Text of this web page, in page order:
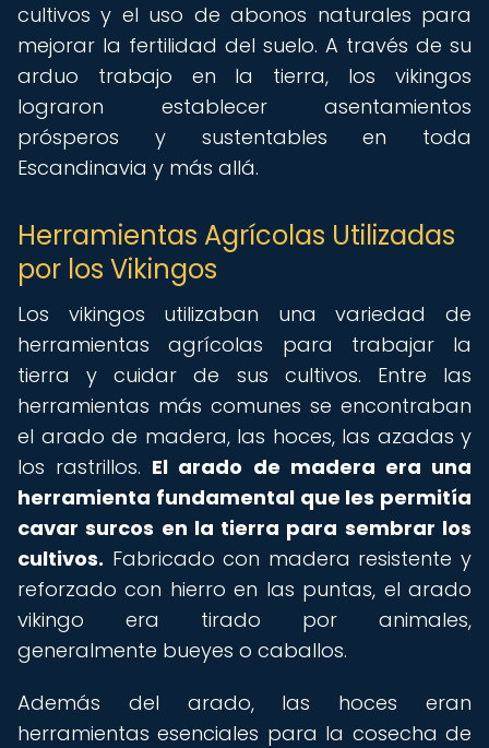
cultivos y el uso de abonos naturales para
mejorar la fertilidad del suelo. A través de su
arduo trabajo en la tierra, los vikingos
lograron establecer asentamientos
prósperos y sustentables en toda
Escandinavia y más allá.
Herramientas Agrícolas Utilizadas
por los Vikingos
Los vikingos utilizaban una variedad de
herramientas agrícolas para trabajar la
tierra y cuidar de sus cultivos. Entre las
herramientas más comunes se encontraban
el arado de madera, las hoces, las azadas y
los rastrillos. El arado de madera era una
herramienta fundamental que les permitía
cavar surcos en la tierra para sembrar los
cultivos. Fabricado con madera resistente y
reforzado con hierro en las puntas, el arado
vikingo era tirado por animales,
generalmente bueyes o caballos.
Además del arado, las hoces eran
herramientas esenciales para la cosecha de